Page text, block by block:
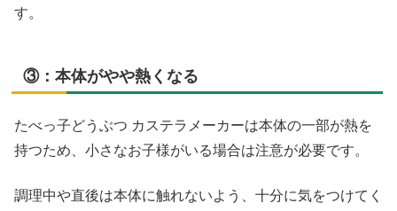
す。
③：本体がやや熱くなる
たべっ子どうぶつ カステラメーカーは本体の一部が熱を
持つため、小さなお子様がいる場合は注意が必要です。
調理中や直後は本体に触れないよう、十分に気をつけてく